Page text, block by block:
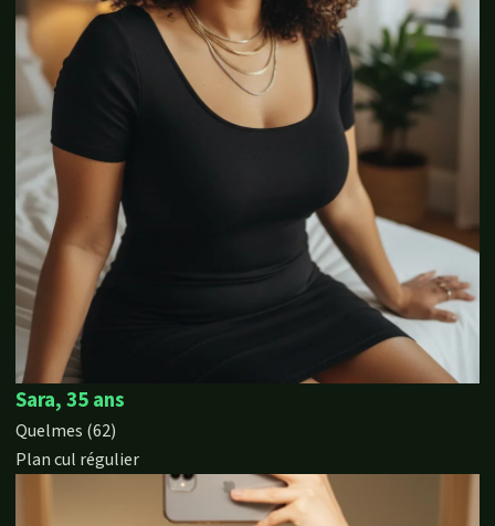
Sara, 35 ans
Quelmes (62)
Plan cul régulier